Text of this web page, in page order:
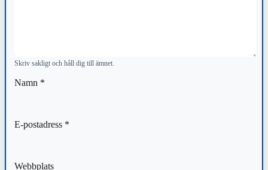
Skriv sakligt och håll dig till ämnet.
Namn *
E-postadress *
Webbplats